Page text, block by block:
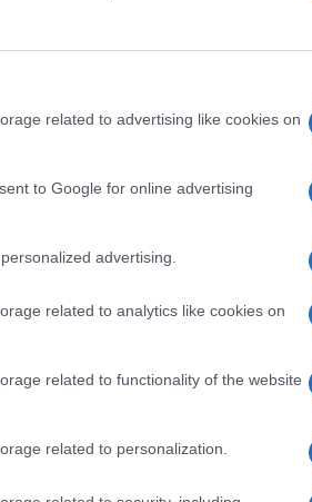
related to advertising like cookies on
to Google for online advertising
advertising.
related to analytics like cookies on
related to functionality of the website
related to personalization.